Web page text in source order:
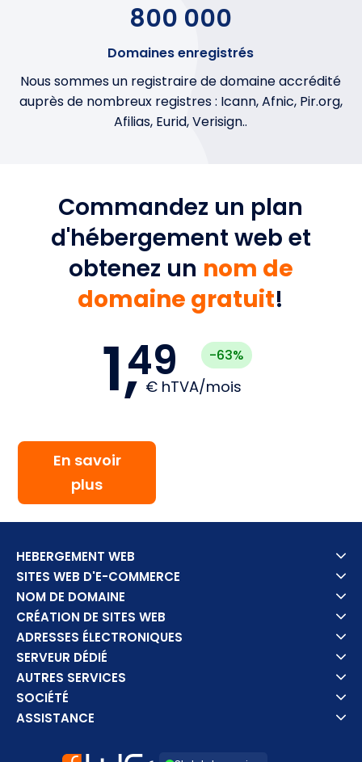
800 000
Domaines enregistrés
Nous sommes un registraire de domaine accrédité
auprès de nombreux registres : Icann, Afnic, Pir.org,
Afilias, Eurid, Verisign..
Commandez un plan
d'hébergement web et
obtenez un nom de
domaine gratuit!
1,49
€ hTVA/mois
-63%
En savoir
plus
HEBERGEMENT WEB
SITES WEB D'E-COMMERCE
NOM DE DOMAINE
CRÉATION DE SITES WEB
ADRESSES ÉLECTRONIQUES
SERVEUR DÉDIÉ
AUTRES SERVICES
SOCIÉTÉ
ASSISTANCE